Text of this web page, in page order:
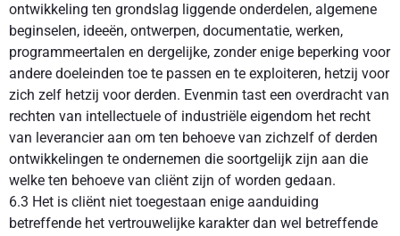
ontwikkeling ten grondslag liggende onderdelen, algemene
beginselen, ideeën, ontwerpen, documentatie, werken,
programmeertalen en dergelijke, zonder enige beperking voor
andere doeleinden toe te passen en te exploiteren, hetzij voor
zich zelf hetzij voor derden. Evenmin tast een overdracht van
rechten van intellectuele of industriële eigendom het recht
van leverancier aan om ten behoeve van zichzelf of derden
ontwikkelingen te ondernemen die soortgelijk zijn aan die
welke ten behoeve van cliënt zijn of worden gedaan.
6.3 Het is cliënt niet toegestaan enige aanduiding
betreffende het vertrouwelijke karakter dan wel betreffende